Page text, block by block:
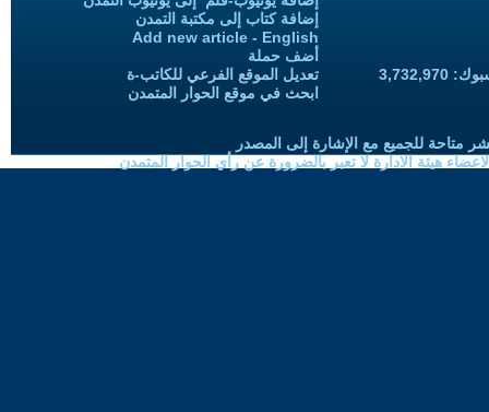
إضافة كتاب إلى مكتبة التمدن
Add new article - English
أضف حملة
تعديل الموقع الفرعي للكاتب-ة
ابحث في موقع الحوار المتمدن
متاحة للجميع مع الإشارة إلى المصدر
هيئة الادارة لا تعبر بالضرورة عن رأي الحوار المتمدن